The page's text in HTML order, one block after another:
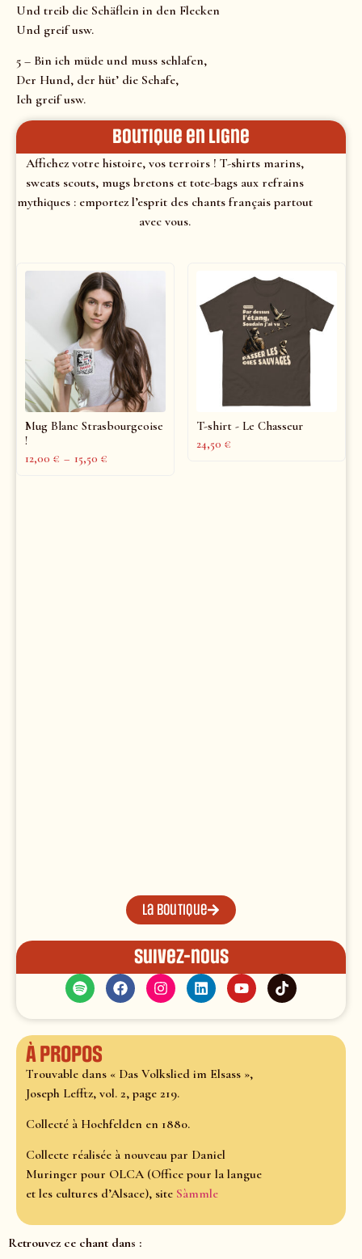
Und treib die Schäflein in den Flecken
Und greif usw.
5 – Bin ich müde und muss schlafen,
Der Hund, der hüt’ die Schafe,
Ich greif usw.
Boutique en ligne
Affichez votre histoire, vos terroirs ! T-shirts marins,
sweats scouts, mugs bretons et tote-bags aux refrains
mythiques : emportez l’esprit des chants français partout
avec vous.
Mug Blanc Strasbourgeoise
!
12,00 € – 15,50 €
T-shirt - Le Chasseur
24,50 €
La boutique
Suivez-nous
À propos
Trouvable dans « Das Volkslied im Elsass »,
Joseph Lefftz, vol. 2, page 219.
Collecté à Hochfelden en 1880.
Collecte réalisée à nouveau par Daniel
Muringer pour OLCA (Office pour la langue
et les cultures d’Alsace), site Sàmmle
Retrouvez ce chant dans :